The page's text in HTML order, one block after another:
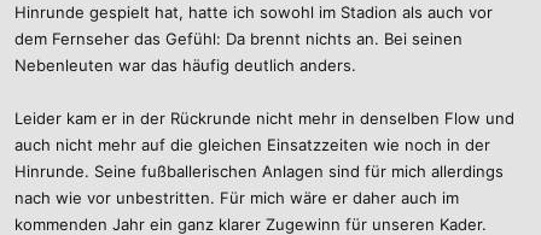
Hinrunde gespielt hat, hatte ich sowohl im Stadion als auch vor
dem Fernseher das Gefühl: Da brennt nichts an. Bei seinen
Nebenleuten war das häufig deutlich anders.
Leider kam er in der Rückrunde nicht mehr in denselben Flow und
auch nicht mehr auf die gleichen Einsatzzeiten wie noch in der
Hinrunde. Seine fußballerischen Anlagen sind für mich allerdings
nach wie vor unbestritten. Für mich wäre er daher auch im
kommenden Jahr ein ganz klarer Zugewinn für unseren Kader.